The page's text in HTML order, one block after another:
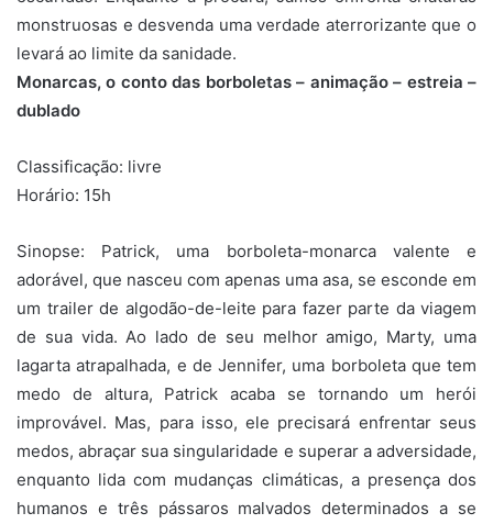
monstruosas e desvenda uma verdade aterrorizante que o
levará ao limite da sanidade.
Monarcas, o conto das borboletas – animação – estreia –
dublado
Classificação: livre
Horário: 15h
Sinopse: Patrick, uma borboleta-monarca valente e
adorável, que nasceu com apenas uma asa, se esconde em
um trailer de algodão-de-leite para fazer parte da viagem
de sua vida. Ao lado de seu melhor amigo, Marty, uma
lagarta atrapalhada, e de Jennifer, uma borboleta que tem
medo de altura, Patrick acaba se tornando um herói
improvável. Mas, para isso, ele precisará enfrentar seus
medos, abraçar sua singularidade e superar a adversidade,
enquanto lida com mudanças climáticas, a presença dos
humanos e três pássaros malvados determinados a se